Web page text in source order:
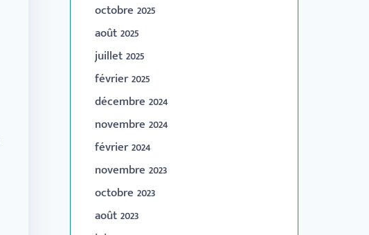
octobre 2025
août 2025
juillet 2025
février 2025
décembre 2024
novembre 2024
février 2024
novembre 2023
octobre 2023
août 2023